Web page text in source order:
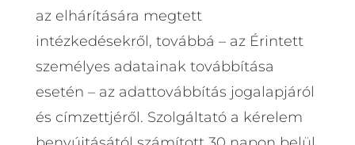
az elhárítására megtett
intézkedésekről, továbbá – az Érintett
személyes adatainak továbbítása
esetén – az adattovábbítás jogalapjáról
és címzettjéről. Szolgáltató a kérelem